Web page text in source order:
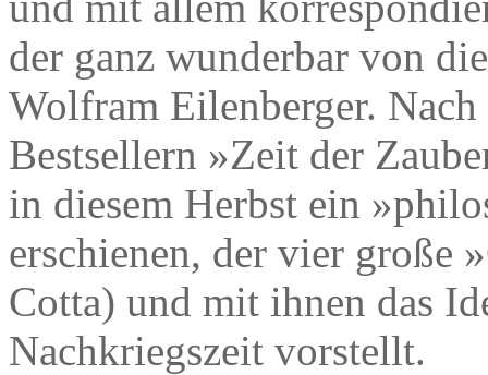
der ganz wunderbar von
Wolfram Eilenberger. Nach
Bestsellern »Zeit der
in diesem Herbst ein
erschienen, der vier große
Cotta) und mit ihnen das
Nachkriegszeit vorstellt.